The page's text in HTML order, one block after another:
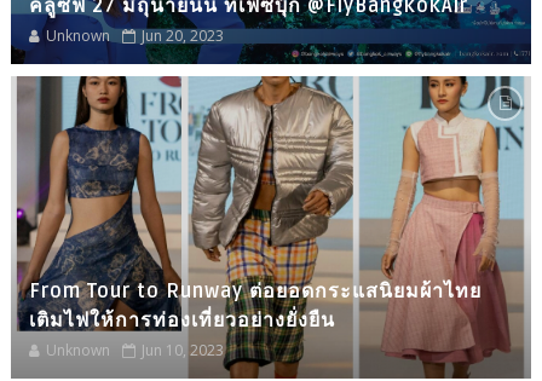
คลูซีฟ 27 มิถุนายนนี้ ที่เฟซบุ๊ก @FlyBangkokAir
Unknown Jun 20, 2023
From Tour to Runway ต่อยอดกระแสนิยมผ้าไทย
เติมไฟให้การท่องเที่ยวอย่างยั่งยืน
Unknown Jun 10, 2023